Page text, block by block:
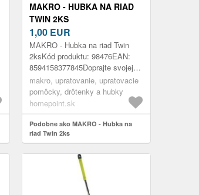
MAKRO - HUBKA NA RIAD
TWIN 2KS
1,00 EUR
MAKRO - Hubka na riad Twin
2ksKód produktu: 98476EAN:
8594158377845Doprajte svojej
kuchyni praktickosť a efektívnosť
pri umývaní riadu. Sada dvoch ...
makro, upratovanie, upratovacie
pomôcky, drôtenky a hubky
homepoint.sk
Podobne ako MAKRO - Hubka na
riad Twin 2ks